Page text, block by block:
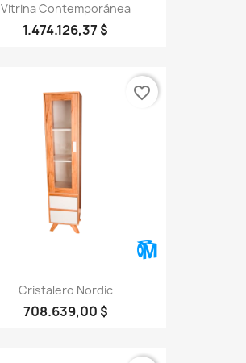
Vitrina Contemporánea
1.474.126,37 $
Cristalero Nordic
708.639,00 $
favorite_border